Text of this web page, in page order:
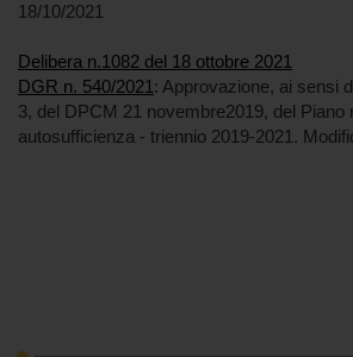
18/10/2021
Delibera n.1082 del 18 ottobre 2021
DGR n. 540/2021 : Approvazione, ai sensi
3, del DPCM 21 novembre2019, del Piano
autosufficienza - triennio 2019-2021.